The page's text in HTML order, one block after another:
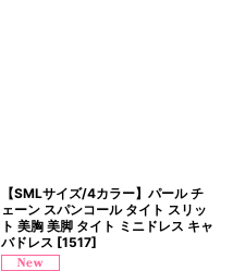
【SMLサイズ/4カラー】パール チ
ェーン スパンコール タイト スリッ
ト 美胸 美脚 タイト ミニドレス キャ
バドレス [1517]